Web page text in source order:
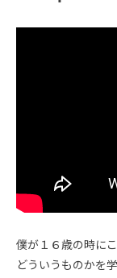
僕が１６歳の時に
どういうものかを